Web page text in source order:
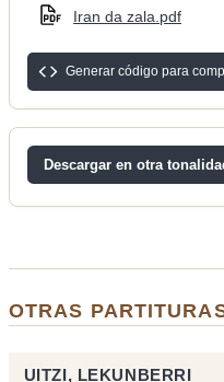
Iran da zala.pdf
Generar código para
Descargar en otra
OTRAS
UITZI, LEKUNBERRI